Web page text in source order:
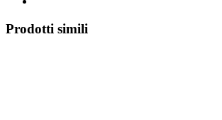
Prodotti simili